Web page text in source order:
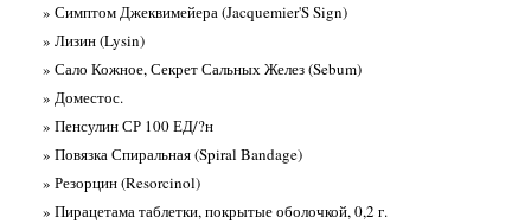
» Симптом Джеквимейера (Jacquemier'S Sign)
» Лизин (Lysin)
» Сало Кожное, Секрет Сальных Желез (Sebum)
» Доместос.
» Пенсулин СР 100 ЕД/?н
» Повязка Спиральная (Spiral Bandage)
» Резорцин (Resorcinol)
» Пирацетама таблетки, покрытые оболочкой, 0,2 г.